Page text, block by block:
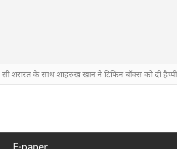
शरारत के साथ शाहरुख खान ने टिफिन बॉक्स को दी